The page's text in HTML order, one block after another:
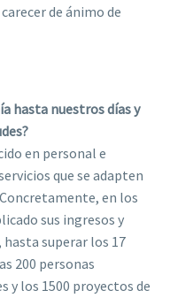
de ánimo de
hasta nuestros días y
en personal e
que se adapten
en los
sus ingresos y
superar los 17
200 personas
y los 1500 proyectos de